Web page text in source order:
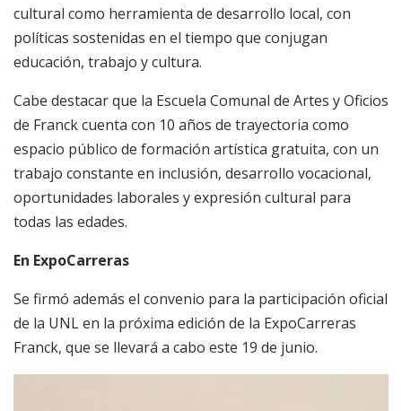
cultural como herramienta de desarrollo local, con
políticas sostenidas en el tiempo que conjugan
educación, trabajo y cultura.
Cabe destacar que la Escuela Comunal de Artes y Oficios
de Franck cuenta con 10 años de trayectoria como
espacio público de formación artística gratuita, con un
trabajo constante en inclusión, desarrollo vocacional,
oportunidades laborales y expresión cultural para
todas las edades.
En ExpoCarreras
Se firmó además el convenio para la participación oficial
de la UNL en la próxima edición de la ExpoCarreras
Franck, que se llevará a cabo este 19 de junio.